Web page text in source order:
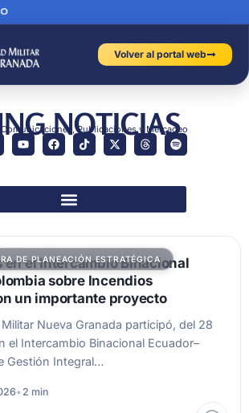
Volver al portal web
NOTICIAS
Publicaciones y Mercadeo
DE PLANEACIÓN ESTRATÉGICA
en el Intercambio Binacional
sobre Incendios
un importante proyecto
Nueva Granada participó, del 28
el Intercambio Binacional Ecuador–
Gestión Integral…
• 2 min